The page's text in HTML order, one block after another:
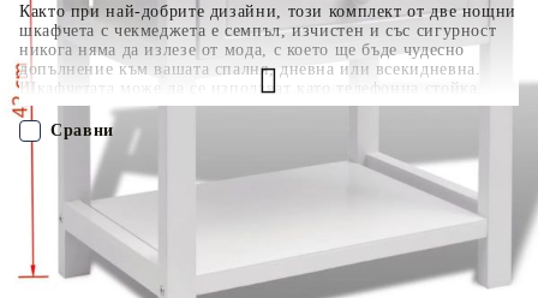
Както при най-добрите дизайни, този комплект от две нощни
шкафчета с чекмеджета е семпъл, изчистен и със сигурност
никога няма да излезе от мода, с което ще бъде чудесно
допълнение към вашата спалня, дневна или всекидневна.
Шкафчетата може да се използват като телефонна стойка,
страничен шкаф, малък шкаф, шкаф с чекмеджета, шкаф за
съхранение, нощно шкафче, нощна поставка, шкаф за спалня,
крайна маса и др. Тези компактни шкафове имат чекмедже с
гладко изтегляне, което осигурява достатъчно пространство за
съхранение на по-малки предмети, организирано и достъпно.
Рафтът под чекмеджето осигурява допълнително място за
съхранение. Изработени от висококачествени материали,
шкафовете са издръжливи и лесни за почистване. Доставката
включва 2 нощни шкафчета. Монтажът е много лесен.
ПОРЪЧАЙ БЕЗ РЕГИСТРАЦИЯ
Наш представител ще се свърже с Вас в рамките на работния ден!
Сравни